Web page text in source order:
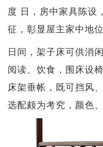
度 日，房中家具陈设
征，彰显屋主家中地位
日间，架子床可供消
阅读、饮食，围床设
床架垂帐，既可挡风
选配颇为考究，颜色